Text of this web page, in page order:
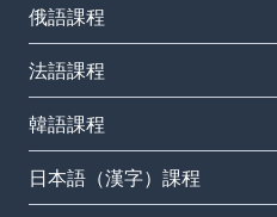
俄語課程
法語課程
韓語課程
日本語（漢字）課程